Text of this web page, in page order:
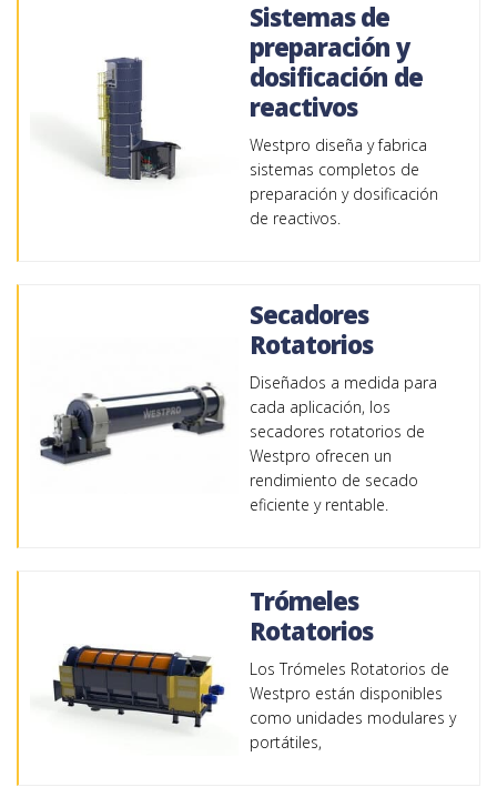
Sistemas de
preparación y
dosificación de
reactivos
Westpro diseña y fabrica
sistemas completos de
preparación y dosificación
de reactivos.
Secadores
Rotatorios
Diseñados a medida para
cada aplicación, los
secadores rotatorios de
Westpro ofrecen un
rendimiento de secado
eficiente y rentable.
Trómeles
Rotatorios
Los Trómeles Rotatorios de
Westpro están disponibles
como unidades modulares y
portátiles,